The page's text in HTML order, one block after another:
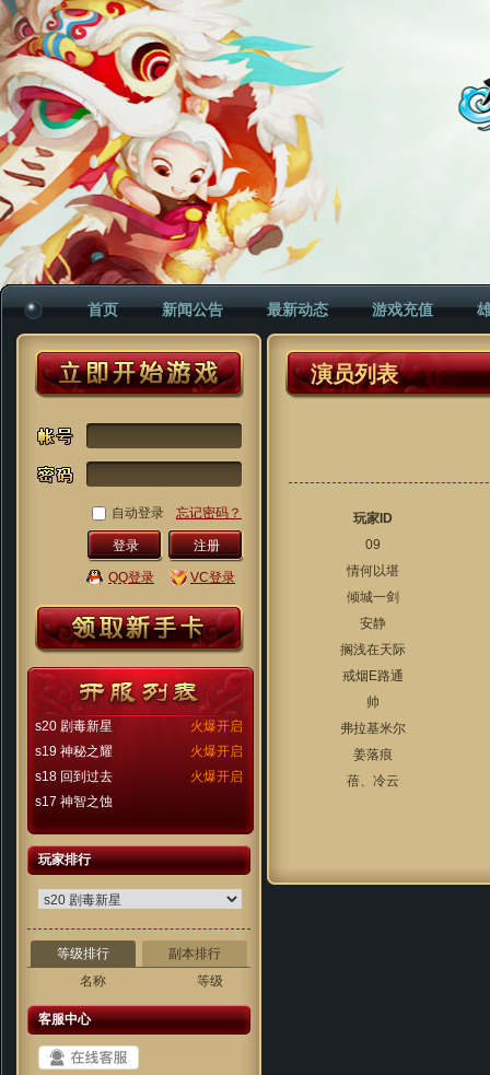
首页 新闻公告 最新动态 游戏充值
自动登录 忘记密码？
注册
QQ登录 VC登录
火爆开启
s20 剧毒新星
火爆开启
s19 神秘之耀
火爆开启
s18 回到过去
s17 神智之蚀
玩家排行
等级排行
副本排行
名称
等级
客服中心
演员列表
玩家ID
09
情何以堪
倾城一剑
安静
搁浅在天际
戒烟E路通
帅
弗拉基米尔
姜落痕
蓓、冷云